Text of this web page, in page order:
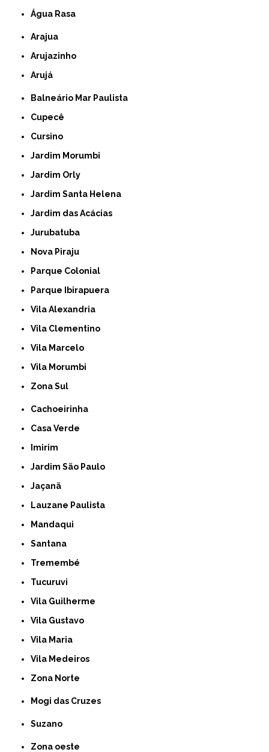
Água Rasa
Arajua
Arujazinho
Arujá
Balneário Mar Paulista
Cupecê
Cursino
Jardim Morumbi
Jardim Orly
Jardim Santa Helena
Jardim das Acácias
Jurubatuba
Nova Piraju
Parque Colonial
Parque Ibirapuera
Vila Alexandria
Vila Clementino
Vila Marcelo
Vila Morumbi
Zona Sul
Cachoeirinha
Casa Verde
Imirim
Jardim São Paulo
Jaçanã
Lauzane Paulista
Mandaqui
Santana
Tremembé
Tucuruvi
Vila Guilherme
Vila Gustavo
Vila Maria
Vila Medeiros
Zona Norte
Mogi das Cruzes
Suzano
Zona oeste